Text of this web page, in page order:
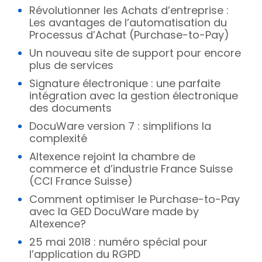
Révolutionner les Achats d’entreprise :
Les avantages de l’automatisation du
Processus d’Achat (Purchase-to-Pay)
Un nouveau site de support pour encore
plus de services
Signature électronique : une parfaite
intégration avec la gestion électronique
des documents
DocuWare version 7 : simplifions la
complexité
Altexence rejoint la chambre de
commerce et d’industrie France Suisse
(CCI France Suisse)
Comment optimiser le Purchase-to-Pay
avec la GED DocuWare made by
Altexence?
25 mai 2018 : numéro spécial pour
l’application du RGPD